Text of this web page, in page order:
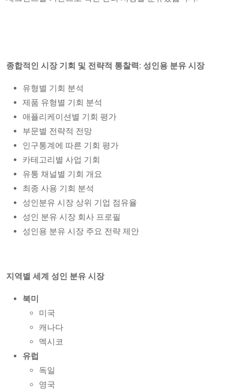
종합적인 시장 기회 및 전략적 통찰력: 성인용 분유 시장
유형별 기회 분석
제품 유형별 기회 분석
애플리케이션별 기회 평가
부문별 전략적 전망
인구통계에 따른 기회 평가
카테고리별 사업 기회
유통 채널별 기회 개요
최종 사용 기회 분석
성인분유 시장 상위 기업 점유율
성인 분유 시장 회사 프로필
성인용 분유 시장 주요 전략 제안
지역별 세계 성인 분유 시장
북미
미국
캐나다
멕시코
유럽
독일
영국